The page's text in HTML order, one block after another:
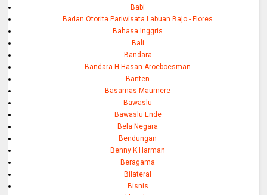
Babi
Badan Otorita Pariwisata Labuan Bajo - Flores
Bahasa Inggris
Bali
Bandara
Bandara H Hasan Aroeboesman
Banten
Basarnas Maumere
Bawaslu
Bawaslu Ende
Bela Negara
Bendungan
Benny K Harman
Beragama
Bilateral
Bisnis